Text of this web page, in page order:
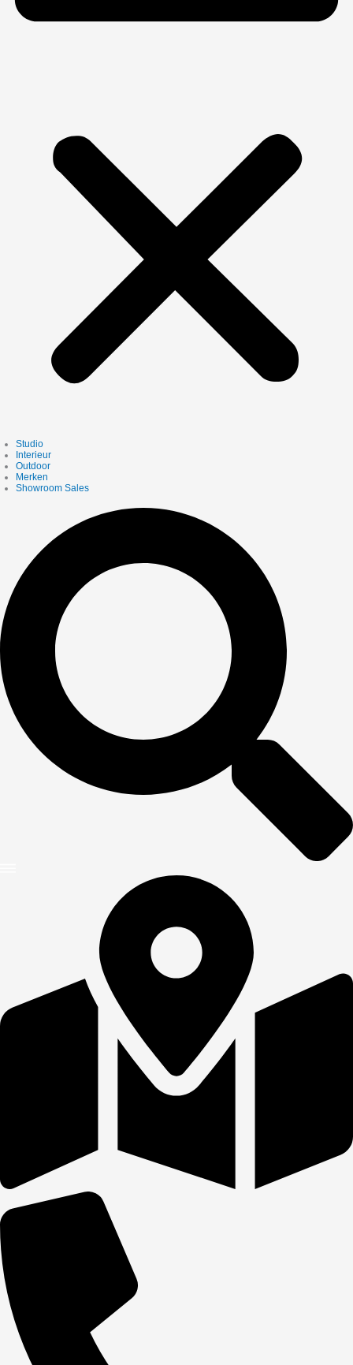
Studio
Interieur
Outdoor
Merken
Showroom Sales